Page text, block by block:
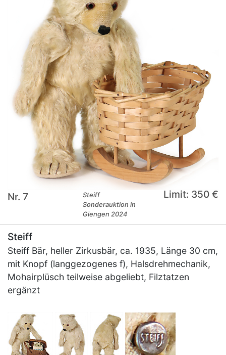
Nr. 7
Steiff
Sonderauktion in
Giengen 2024
Limit: 350 €
Steiff
Steiff Bär, heller Zirkusbär, ca. 1935, Länge 30 cm,
mit Knopf (langgezogenes f), Halsdrehmechanik,
Mohairplüsch teilweise abgeliebt, Filztatzen
ergänzt